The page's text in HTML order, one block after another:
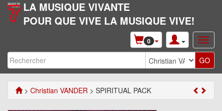
LA MUSIQUE VIVANTE
POUR QUE VIVE LA MUSIQUE VIVE!
0
> Christian VANDER > SPIRITUAL PACK